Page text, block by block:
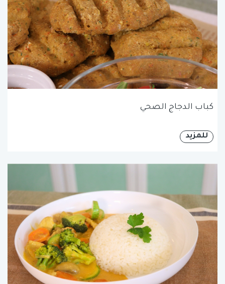
كباب الدجاج الصحي
للمزيد